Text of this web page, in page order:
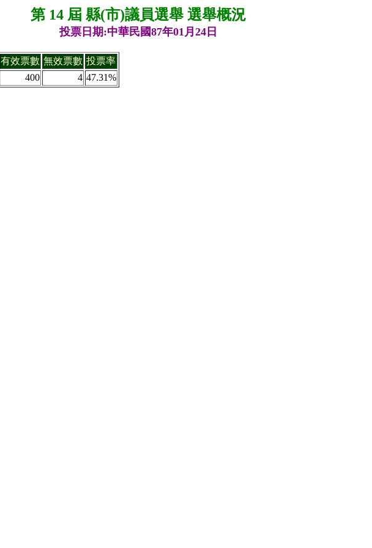
第 14 屆 縣(市)議員選舉 選舉概況
投票日期:中華民國87年01月24日
有效票數 無效票數 投票率
400 4 47.31%